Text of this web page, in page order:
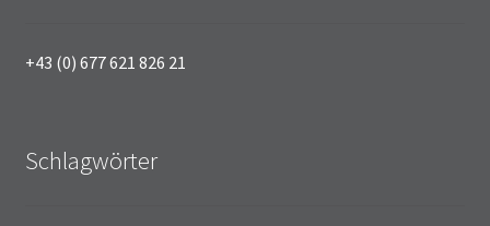
+43 (0) 677 621 826 21
Schlagwörter